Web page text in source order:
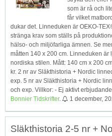
som är rå och
får vilket
dukar det. Linneduken är OEKO-
stränga krav som ställs på
hälso- och miljöfarliga ämnen. Se
måtten 140 x 200 cm. Linneduken är
nordiska stilen. Mått: 140 cm x 200
kr. 2 nr av Släkthistoria + Nordic
exp. 5 nr av Släkthistoria + Nordic
och exp. Villkor: - Ej aktivt
Bonnier Tidskrifter. 1 december,
Släkthistoria 2-5 nr +